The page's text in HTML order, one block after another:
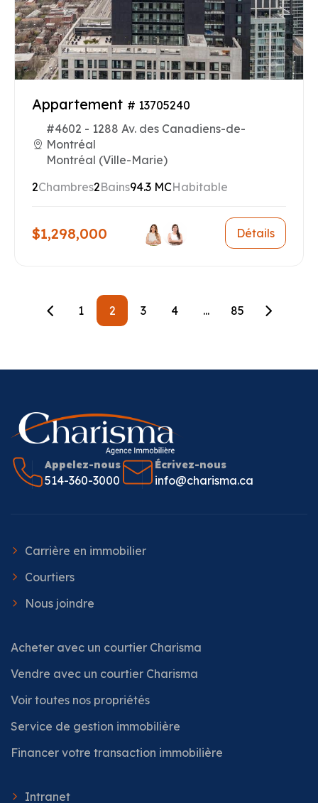
Appartement # 13705240
#4602 - 1288 Av. des Canadiens-de-
Montréal
Montréal (Ville-Marie)
2Chambres2Bains94.3 MCHabitable
$1,298,000 Détails
1 2 3 4 ... 85
Appelez-nous
514-360-3000
Écrivez-nous
info@charisma.ca
Carrière en immobilier
Courtiers
Nous joindre
Acheter avec un courtier Charisma
Vendre avec un courtier Charisma
Voir toutes nos propriétés
Service de gestion immobilière
Financer votre transaction immobilière
Intranet